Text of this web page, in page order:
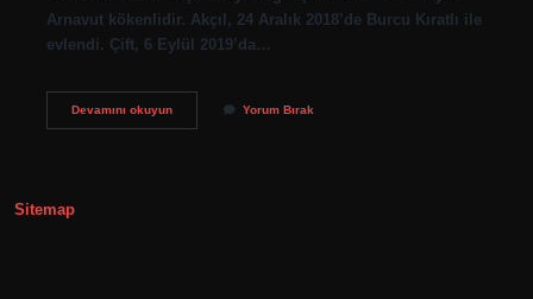
Arnavut kökenlidir. Akçıl, 24 Aralık 2018’de Burcu Kıratlı ile
evlendi. Çift, 6 Eylül 2019’da…
Devamını okuyunIzel
Yorum Bırak
Sitemap